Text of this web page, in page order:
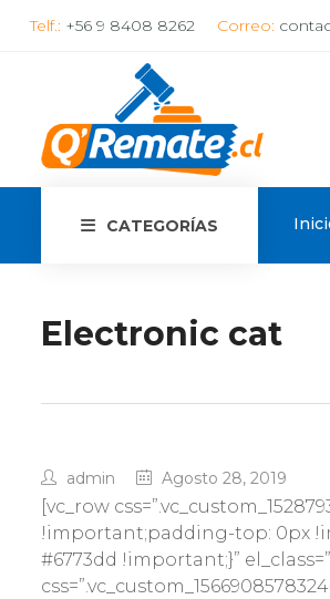
Telf.: +56 9 8408 8262 Correo:
CATEGORÍAS
Electronic cat
admin Agosto 28, 2019
[vc_row
!important;padding-top: 0px
#6773dd !important;}”